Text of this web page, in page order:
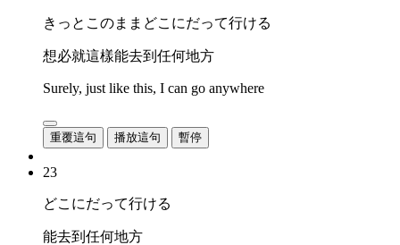
きっとこのままどこにだって行ける
想必就這樣能去到任何地方
Surely, just like this, I can go anywhere
重覆這句 播放這句 暫停
23
どこにだって行ける
能去到任何地方